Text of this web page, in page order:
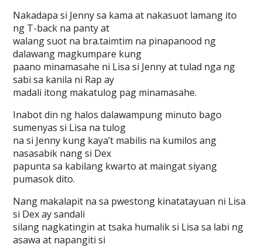
Nakadapa si Jenny sa kama at nakasuot lamang ito
ng T-back na panty at
walang suot na bra.taimtim na pinapanood ng
dalawang magkumpare kung
paano minamasahe ni Lisa si Jenny at tulad nga ng
sabi sa kanila ni Rap ay
madali itong makatulog pag minamasahe.
Inabot din ng halos dalawampung minuto bago
sumenyas si Lisa na tulog
na si Jenny kung kaya’t mabilis na kumilos ang
nasasabik nang si Dex
papunta sa kabilang kwarto at maingat siyang
pumasok dito.
Nang makalapit na sa pwestong kinatatayuan ni Lisa
si Dex ay sandali
silang nagkatingin at tsaka humalik si Lisa sa labi ng
asawa at napangiti si